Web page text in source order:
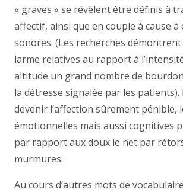
« graves » se révèlent être définis à
affectif, ainsi que en couple à cause à
sonores. (Les recherches démontrent
larme relatives au rapport à
altitude un grand nombre de
la détresse signalée par les patients).
devenir l’affection sûrement pénible,
émotionnelles mais aussi cognitives
par rapport aux doux le net par
murmures.
Au cours d’autres mots de